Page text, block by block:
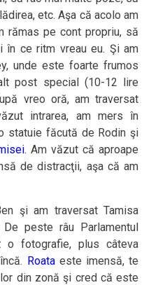
etc. Aşa că acolo am
rămas pe cont propriu, să
în ce ritm vreau eu. Şi am
unde este foarte frumos
post special (10-12 lire
vreo oră, am traversat
intrarea, am mers în
statuie făcută de Rodin şi
. Am văzut că aproape
de distracţii, aşa că am
şi am traversat Tamisa
peste râu Parlamentul
fotografie, plus câteva
Roataeste imensă, te
din zonă şi cred că este